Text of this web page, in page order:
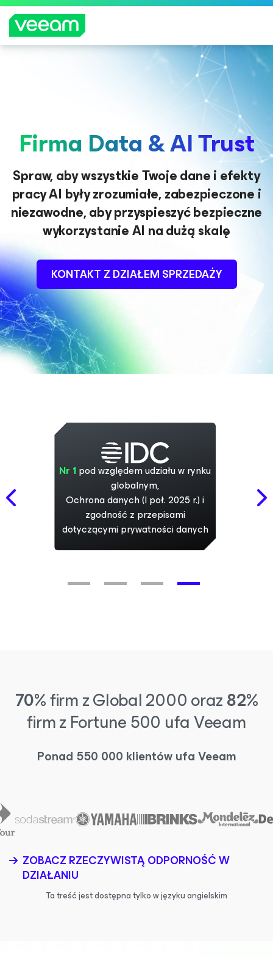
Wskazówki firmy Veeam dla klientów, których
dotyczy aktualizacja treści CrowdStrike
CJI
Firma Data & AI Trust
Spraw, aby wszystkie Twoje dane i efekty
pracy AI były zrozumiałe, zabezpieczone i
niezawodne, aby przyspieszyć bezpieczne
wykorzystanie AI na dużą skalę
KONTAKT Z DZIAŁEM SPRZEDAŻY
Nr 1pod względem udziału w rynku
globalnym,
Ochrona danych (I poł. 2025 r.) i
zgodność z przepisami
dotyczącymi prywatności danych
70%firm z Global 2000 oraz82%
firm z Fortune 500 ufa Veeam
Ponad 550 000 klientów ufa Veeam
ZOBACZ RZECZYWISTĄ ODPORNOŚĆ W
DZIAŁANIU
Ta treść jest dostępna tylko w języku angielskim